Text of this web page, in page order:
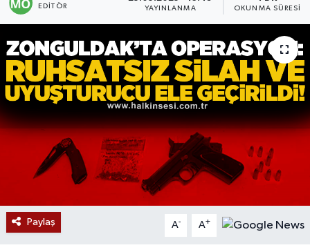
EDITÖR YAYINLANMA OKUNMA SÜRESI
Paylaş A- A+
BİLİM VE TEKNOLOJİ
DUNYA
Düzce
Eğitim
Ekonomi